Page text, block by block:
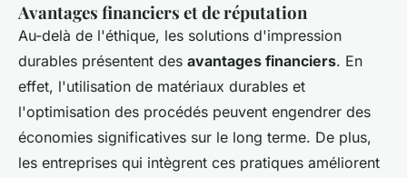
Avantages financiers et de réputation
Au-delà de l'éthique, les solutions d'impression
durables présentent des avantages financiers. En
effet, l'utilisation de matériaux durables et
l'optimisation des procédés peuvent engendrer des
économies significatives sur le long terme. De plus,
les entreprises qui intègrent ces pratiques améliorent